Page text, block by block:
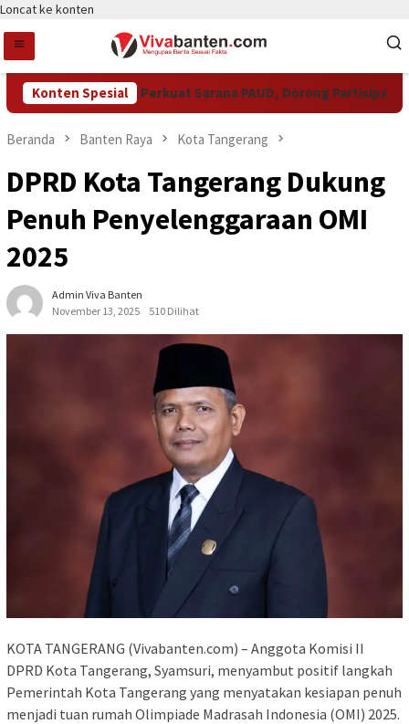
Loncat ke konten
Konten Spesial
Pemkot Tangsel Perkuat Sarana PAUD, Dorong Partisipasi
Beranda Banten Raya Kota Tangerang
DPRD Kota Tangerang Dukung
Penuh Penyelenggaraan OMI
2025
Admin Viva Banten
November 13, 2025
510 Dilihat
KOTA TANGERANG (Vivabanten.com) – Anggota Komisi II
DPRD Kota Tangerang, Syamsuri, menyambut positif langkah
Pemerintah Kota Tangerang yang menyatakan kesiapan penuh
menjadi tuan rumah Olimpiade Madrasah Indonesia (OMI) 2025.